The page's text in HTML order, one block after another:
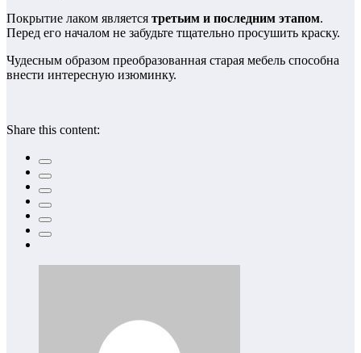
Покрытие лаком является третьим и последним этапом.
Перед его началом не забудьте тщательно просушить краску.
Чудесным образом преобразованная старая мебель способна
внести интересную изюминку.
Share this content: